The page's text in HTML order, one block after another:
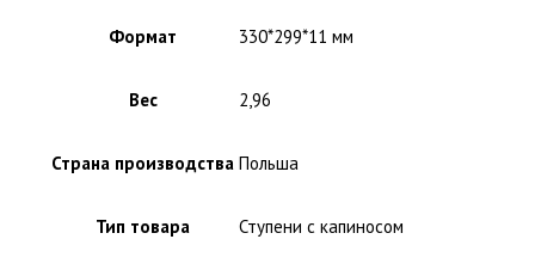
Формат 330*299*11 мм
Вес 2,96
Страна производства Польша
Тип товара Ступени с капиносом